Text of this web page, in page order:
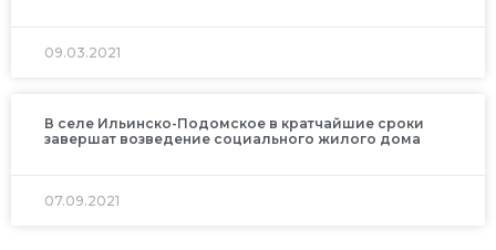
09.03.2021
В селе Ильинско-Подомское в кратчайшие сроки
завершат возведение социального жилого дома
07.09.2021